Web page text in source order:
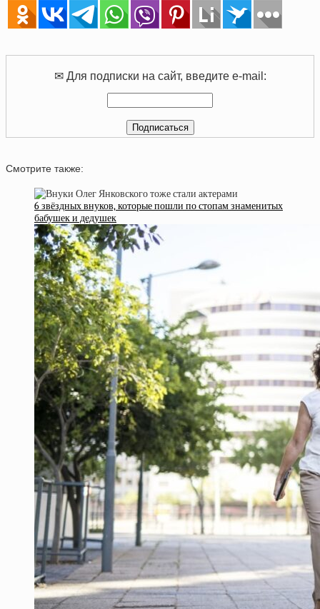
✉ Для подписки на сайт, введите e-mail:
Смотрите также:
6 звёздных внуков, которые пошли по стопам знаменитых
бабушек и дедушек